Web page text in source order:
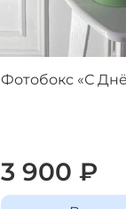
Фотобокс «С
3 900 ₽